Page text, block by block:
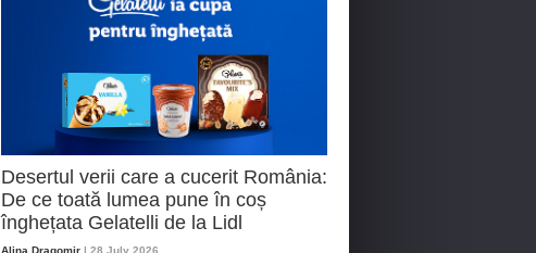
Desertul verii care a cucerit România:
De ce toată lumea pune în coș
înghețata Gelatelli de la Lidl